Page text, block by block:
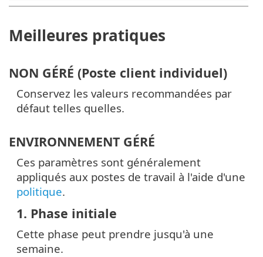
Meilleures pratiques
NON GÉRÉ (Poste client individuel)
Conservez les valeurs recommandées par
défaut telles quelles.
ENVIRONNEMENT GÉRÉ
Ces paramètres sont généralement
appliqués aux postes de travail à l'aide d'une
politique.
1. Phase initiale
Cette phase peut prendre jusqu'à une
semaine.